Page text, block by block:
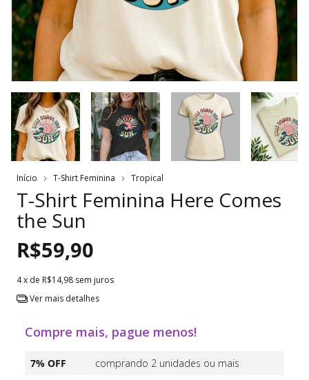
Início T-Shirt Feminina Tropical
T-Shirt Feminina Here Comes
the Sun
R$59,90
4x de R$14,98 sem juros
Ver mais detalhes
Compre mais, pague menos!
7% OFF
comprando 2 unidades ou mais